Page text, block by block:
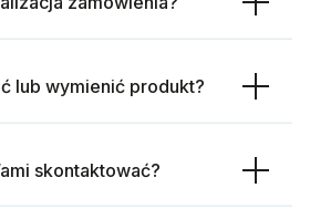
lub wymienić produkt?
skontaktować?